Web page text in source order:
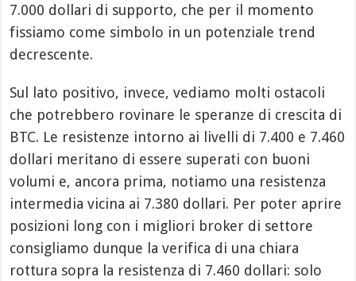
7.000 dollari di supporto, che per il momento
fissiamo come simbolo in un potenziale trend
decrescente.
Sul lato positivo, invece, vediamo molti ostacoli
che potrebbero rovinare le speranze di crescita di
BTC. Le resistenze intorno ai livelli di 7.400 e 7.460
dollari meritano di essere superati con buoni
volumi e, ancora prima, notiamo una resistenza
intermedia vicina ai 7.380 dollari. Per poter aprire
posizioni long con i migliori broker di settore
consigliamo dunque la verifica di una chiara
rottura sopra la resistenza di 7.460 dollari: solo